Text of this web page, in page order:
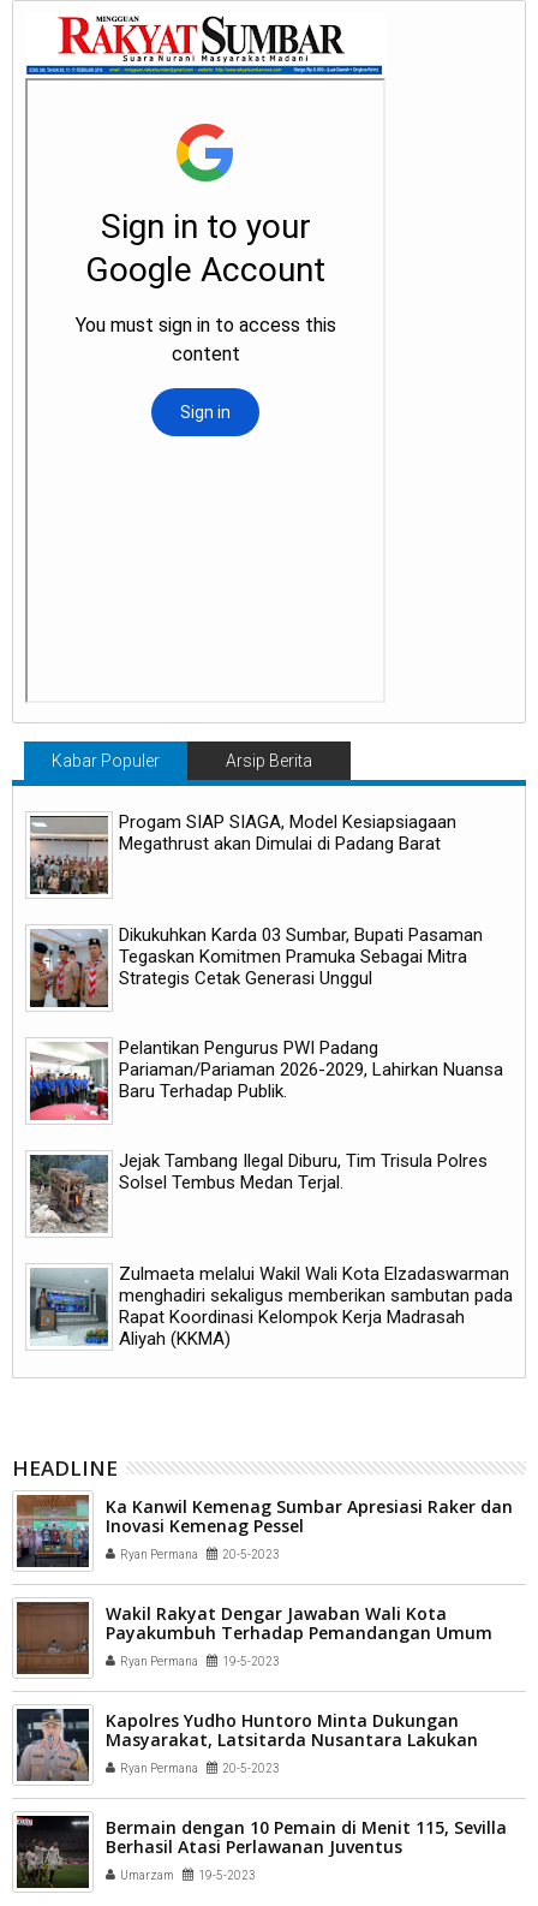
Kabar Populer Arsip Berita
Progam SIAP SIAGA, Model Kesiapsiagaan
Megathrust akan Dimulai di Padang Barat
Dikukuhkan Karda 03 Sumbar, Bupati Pasaman
Tegaskan Komitmen Pramuka Sebagai Mitra
Strategis Cetak Generasi Unggul
Pelantikan Pengurus PWI Padang
Pariaman/Pariaman 2026-2029, Lahirkan Nuansa
Baru Terhadap Publik.
Jejak Tambang Ilegal Diburu, Tim Trisula Polres
Solsel Tembus Medan Terjal.
Zulmaeta melalui Wakil Wali Kota Elzadaswarman
menghadiri sekaligus memberikan sambutan pada
Rapat Koordinasi Kelompok Kerja Madrasah
Aliyah (KKMA)
HEADLINE
Ka Kanwil Kemenag Sumbar Apresiasi Raker dan
Inovasi Kemenag Pessel
Ryan Permana 20-5-2023
Wakil Rakyat Dengar Jawaban Wali Kota
Payakumbuh Terhadap Pemandangan Umum
Fraksi Tentang Pertanggungjawaban
Pelaksanaan APBD TA 2022
Ryan Permana 19-5-2023
Kapolres Yudho Huntoro Minta Dukungan
Masyarakat, Latsitarda Nusantara Lakukan
Karya Bhakti Di Pasaman
Ryan Permana 20-5-2023
Bermain dengan 10 Pemain di Menit 115, Sevilla
Berhasil Atasi Perlawanan Juventus
Umarzam 19-5-2023